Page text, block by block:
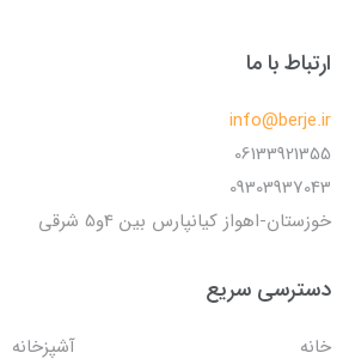
ارتباط با ما
info@berje.ir
06133921355
09303937043
خوزستان-اهواز کیانپارس بین 4و5 شرقی
دسترسی سریع
خانه آشپزخانه